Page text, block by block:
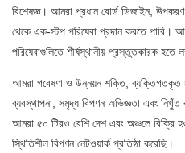
বিশেষজ্ঞ। আমরা প্রধান বোর্ড ডিজাইন,
থেকে এক-স্টপ পরিষেবা প্রদান করতে পারি।
পরিষেবাগুলিতে শীর্ষস্থানীয় প্রস্তুতকারক হতে
আমরা গবেষণা ও উন্নয়ন শক্তি, ব্যক্তিগতকৃত
ব্যবস্থাপনা, সমৃদ্ধ বিপণন অভিজ্ঞতা এবং নিখুঁত
আমরা ৫০ টিরও বেশি দেশ এবং অঞ্চলে বিক্রি
স্থিতিশীল বিপণন নেটওয়ার্ক প্রতিষ্ঠা করেছি।